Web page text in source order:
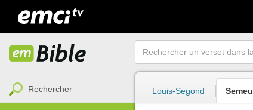
Rechercher Louis-Segond